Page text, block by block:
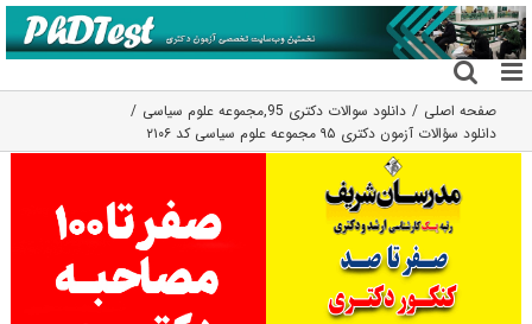
رفتن
به
محتوا
صفحه اصلی دانلود سوالات دکتری 95 ,مجموعه علوم سیاسی
دانلود سؤالات آزمون دکتری ۹۵ مجموعه علوم سیاسی کد ۲۱۰۶